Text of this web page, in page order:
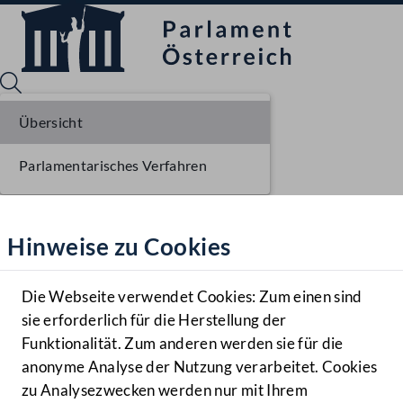
Hilfe
Benutzer
Navigationsmenü öffnen
MENÜ
Hinweise zu Cookies
Die Webseite verwendet Cookies: Zum einen sind
sie erforderlich für die Herstellung der
Funktionalität. Zum anderen werden sie für die
anonyme Analyse der Nutzung verarbeitet. Cookies
zu Analysezwecken werden nur mit Ihrem
Übersicht
Parlamentarisches Verfahren